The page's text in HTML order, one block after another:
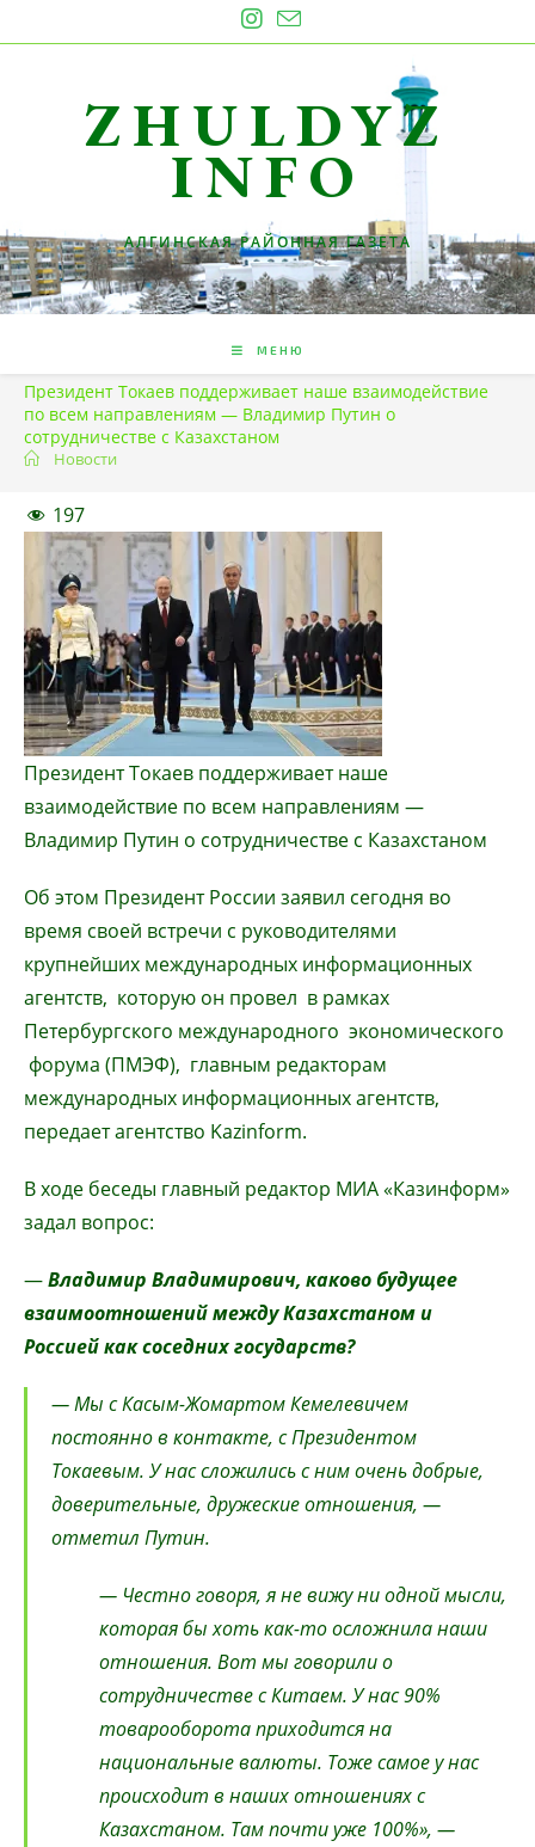
к
ZHULDYZ
INFO
АЛГИНСКАЯ РАЙОННАЯ ГАЗЕТА
МЕНЮ
Президент Токаев поддерживает наше взаимодействие
по всем направлениям — Владимир Путин о
сотрудничестве с Казахстаном
Новости
197
Президент Токаев поддерживает наше
взаимодействие по всем направлениям —
Владимир Путин о сотрудничестве с Казахстаном
Об этом Президент России заявил сегодня во
время своей встречи с руководителями
крупнейших международных информационных
агентств, которую он провел в рамках
Петербургского международного экономического
форума (ПМЭФ), главным редакторам
международных информационных агентств,
передает агентство Kazinform.
В ходе беседы главный редактор МИА «Казинформ»
задал вопрос:
—Владимир Владимирович, каково будущее
взаимоотношений между Казахстаном и
Россией как соседних государств?
— Мы с Касым-Жомартом Кемелевичем
постоянно в контакте, с Президентом
Токаевым. У нас сложились с ним очень добрые,
доверительные, дружеские отношения, —
отметил Путин.
— Честно говоря, я не вижу ни одной мысли,
которая бы хоть как-то осложнила наши
отношения. Вот мы говорили о
сотрудничестве с Китаем. У нас 90%
товарооборота приходится на
национальные валюты. Тоже самое у нас
происходит в наших отношениях с
Казахстаном. Там почти уже 100%», —